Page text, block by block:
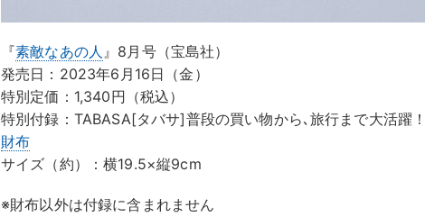
『素敵なあの人 』8月号（宝島社）
発売日：2023年6月16日（金）
特別定価：1,340円（税込）
特別付録：TABASA[タバサ]普段の買い物から､旅行まで大活躍
財布
サイズ（約）：横19.5×縦9cm
※財布以外は付録に含まれません